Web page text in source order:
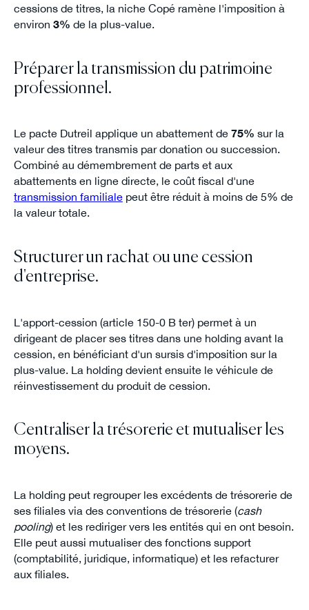
cessions de titres, la niche Copé ramène l'imposition à
environ 3% de la plus-value.
Préparer la transmission du patrimoine
professionnel.
Le pacte Dutreil applique un abattement de 75% sur la
valeur des titres transmis par donation ou succession.
Combiné au démembrement de parts et aux
abattements en ligne directe, le coût fiscal d'une
transmission familialepeut être réduit à moins de 5% de
la valeur totale.
Structurer un rachat ou une cession
d'entreprise.
L'apport-cession (article 150-0 B ter) permet à un
dirigeant de placer ses titres dans une holding avant la
cession, en bénéficiant d'un sursis d'imposition sur la
plus-value. La holding devient ensuite le véhicule de
réinvestissement du produit de cession.
Centraliser la trésorerie et mutualiser les
moyens.
La holding peut regrouper les excédents de trésorerie de
ses filiales via des conventions de trésorerie (cash
pooling) et les rediriger vers les entités qui en ont besoin.
Elle peut aussi mutualiser des fonctions support
(comptabilité, juridique, informatique) et les refacturer
aux filiales.